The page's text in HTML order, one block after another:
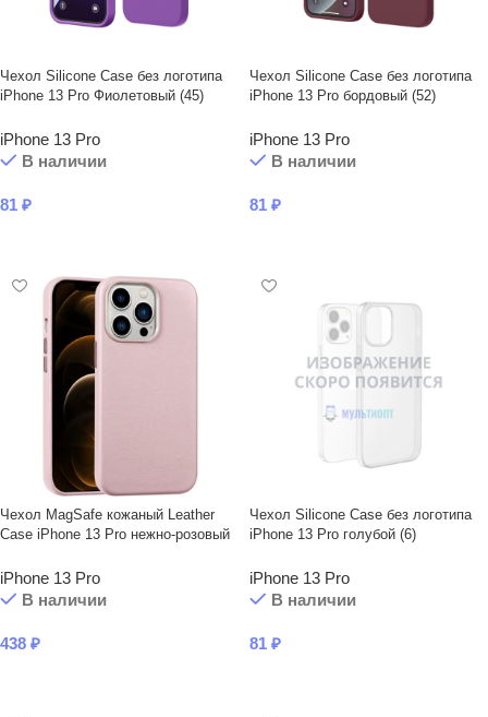
Чехол Silicone Case без логотипа
iPhone 13 Pro Фиолетовый (45)
iPhone 13 Pro
В наличии
81 ₽
Чехол Silicone Case без логотипа
iPhone 13 Pro бордовый (52)
iPhone 13 Pro
В наличии
81 ₽
Чехол MagSafe кожаный Leather
Case iPhone 13 Prо нежно-розовый
iPhone 13 Pro
В наличии
438 ₽
Чехол Silicone Case без логотипа
iPhone 13 Pro голубой (6)
iPhone 13 Pro
В наличии
81 ₽